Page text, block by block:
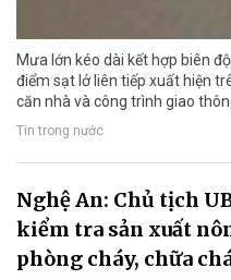
Mưa lớn kéo dài kết hợp biên
điểm sạt lở liên tiếp xuất hiện
căn nhà và công trình giao
Tin trong nước
Nghệ An: Chủ tịch
kiểm tra sản xuất
phòng cháy, chữa